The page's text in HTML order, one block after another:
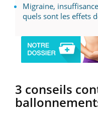
Migraine,
quels sont les effets
3 conseils